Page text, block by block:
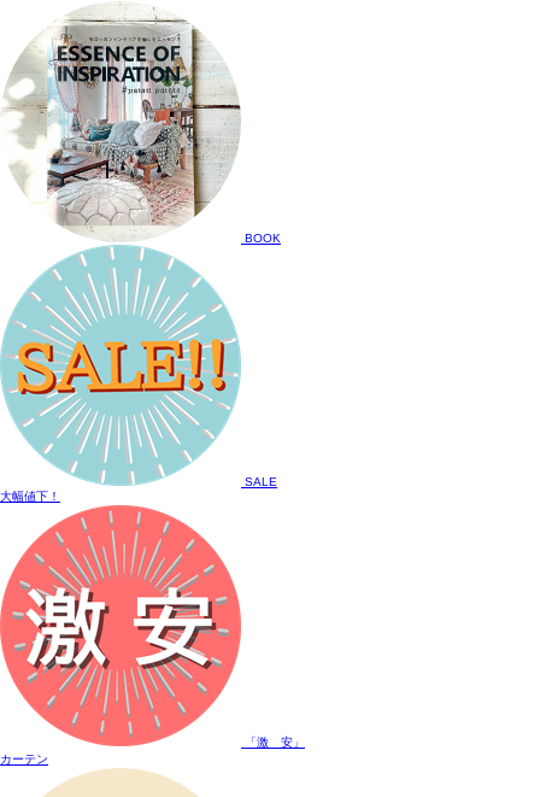
BOOK
SALE
大幅値下！
「激 安」
カーテン